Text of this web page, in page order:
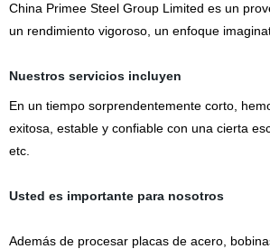
China Primee Steel Group Limited es un
un rendimiento vigoroso, un enfoque
Nuestros servicios incluyen
En un tiempo sorprendentemente corto,
exitosa, estable y confiable con una cierta
etc.
Usted es importante para nosotros
Además de procesar placas de acero,